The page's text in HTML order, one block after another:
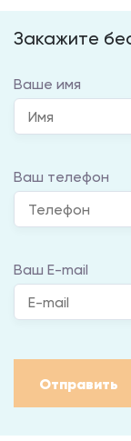
Закажите
Ваше имя
Ваш телефон
Ваш E-mail
Отправить